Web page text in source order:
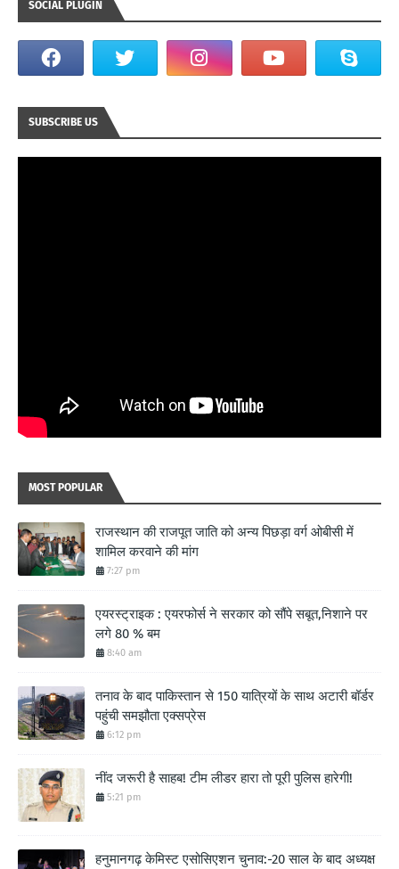
SOCIAL PLUGIN
SUBSCRIBE US
MOST POPULAR
राजस्थान की राजपूत जाति को अन्य पिछड़ा वर्ग ओबीसी में
शामिल करवाने की मांग
7:27 pm
एयरस्ट्राइक : एयरफोर्स ने सरकार को सौंपे सबूत,निशाने पर
लगे 80 % बम
8:40 am
तनाव के बाद पाकिस्तान से 150 यात्रियों के साथ अटारी बॉर्डर
पहुंची समझौता एक्सप्रेस
6:12 pm
नींद जरूरी है साहब! टीम लीडर हारा तो पूरी पुलिस हारेगी!
5:21 pm
हनुमानगढ़ केमिस्ट एसोसिएशन चुनाव:-20 साल के बाद अध्यक्ष